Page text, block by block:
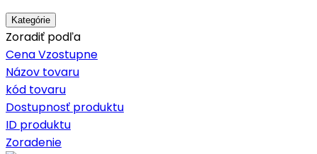
Kategórie
Zoradiť podľa
Cena Vzostupne
Názov tovaru
kód tovaru
Dostupnosť produktu
ID produktu
Zoradenie